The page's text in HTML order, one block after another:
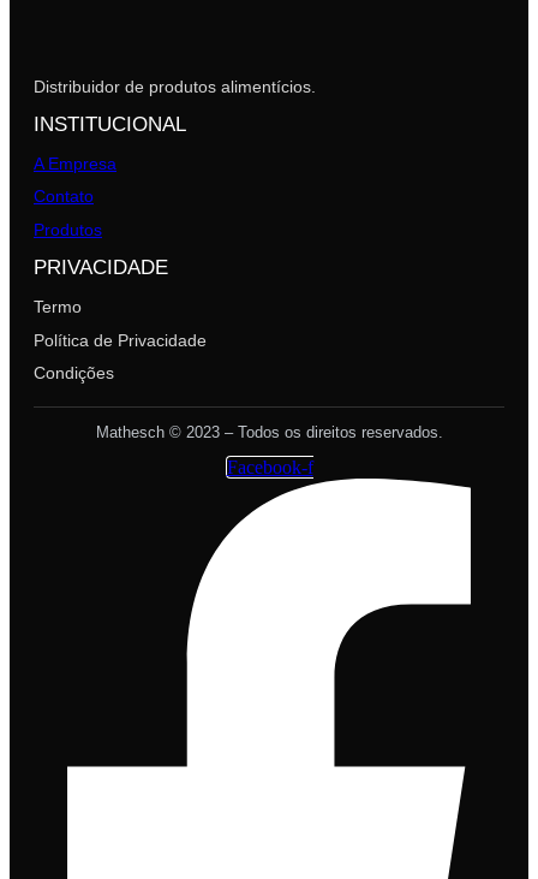
Distribuidor de produtos alimentícios.
INSTITUCIONAL
A Empresa
Contato
Produtos
PRIVACIDADE
Termo
Política de Privacidade
Condições
Mathesch © 2023 – Todos os direitos reservados.
Facebook-f